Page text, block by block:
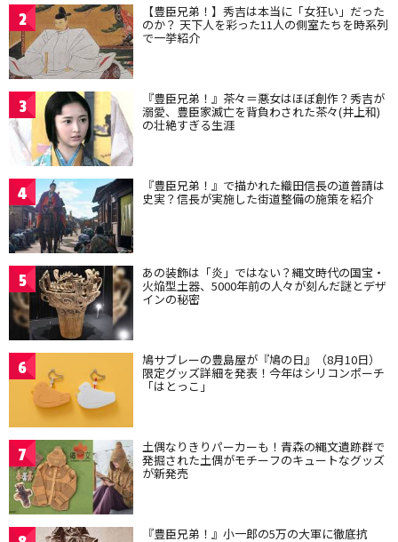
2 【豊臣兄弟！】秀吉は本当に「女狂い」だった
のか？ 天下人を彩った11人の側室たちを時系列
で一挙紹介
3 『豊臣兄弟！』茶々＝悪女はほぼ創作？秀吉が
溺愛、豊臣家滅亡を背負わされた茶々(井上和)
の壮絶すぎる生涯
4 『豊臣兄弟！』で描かれた織田信長の道普請は
史実？信長が実施した街道整備の施策を紹介
5 あの装飾は「炎」ではない？縄文時代の国宝・
火焔型土器、5000年前の人々が刻んだ謎とデザ
インの秘密
6 鳩サブレーの豊島屋が『鳩の日』（8月10日）
限定グッズ詳細を発表！今年はシリコンポーチ
「はとっこ」
7 土偶なりきりパーカーも！青森の縄文遺跡群で
発掘された土偶がモチーフのキュートなグッズ
が新発売
『豊臣兄弟！』小一郎の5万の大軍に徹底抗